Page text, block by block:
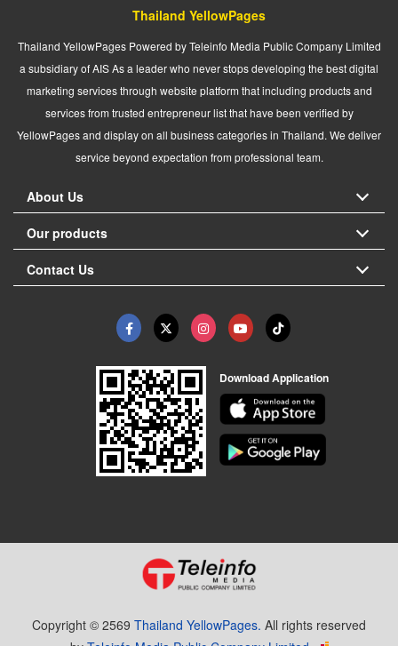
Thailand YellowPages
Thailand YellowPages Powered by Teleinfo Media Public Company Limited
a subsidiary of AIS As a leader who never stops developing the best digital
marketing services through website platform that including products and
services from trusted entrepreneur list that have been verified by
YellowPages and display on all business categories in Thailand. We deliver
service beyond expectation from professional team.
About Us
Our products
Contact Us
Download Application
Copyright © 2569 Thailand YellowPages. All rights reserved